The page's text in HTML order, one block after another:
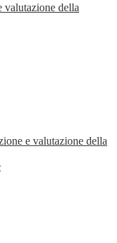
valutazione della
e valutazione della